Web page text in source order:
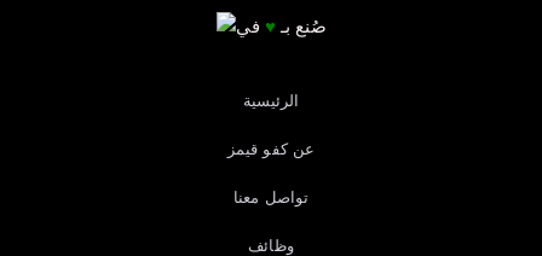
صُنع بـ ♥ في
الرئيسية
عن كفو قيمز
تواصل معنا
وظائف